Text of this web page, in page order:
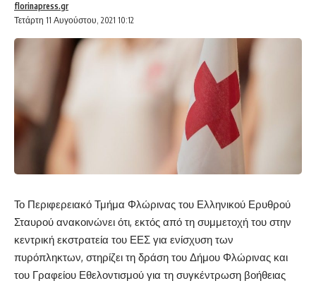
Τετάρτη 11 Αυγούστου, 2021 10:12
florinapress.gr
Το Περιφερειακό Τμήμα Φλώρινας του Ελληνικού Ερυθρού
Σταυρού ανακοινώνει ότι, εκτός από τη συμμετοχή του στην
κεντρική εκστρατεία του ΕΕΣ για ενίσχυση των
πυρόπληκτων, στηρίζει τη δράση του Δήμου Φλώρινας και
του Γραφείου Εθελοντισμού για τη συγκέντρωση βοήθειας